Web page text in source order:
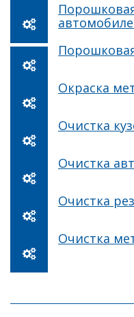
Окраска
Очистка
Очистка
Очистка
Очистка